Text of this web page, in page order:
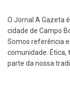
O Jornal A Gazeta
cidade de Campo
Somos referência
comunidade. Ética,
parte da nossa